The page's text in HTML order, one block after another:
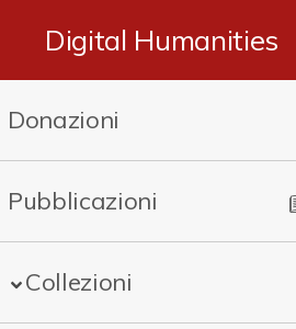
Digital Humanities
Donazioni
Pubblicazioni
Collezioni